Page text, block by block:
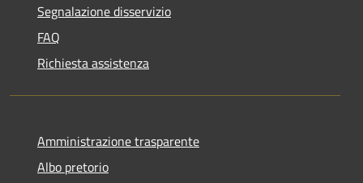
Segnalazione disservizio
FAQ
Richiesta assistenza
Amministrazione trasparente
Albo pretorio